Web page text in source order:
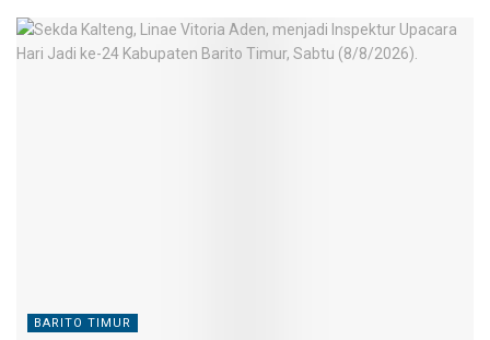
BARITO TIMUR